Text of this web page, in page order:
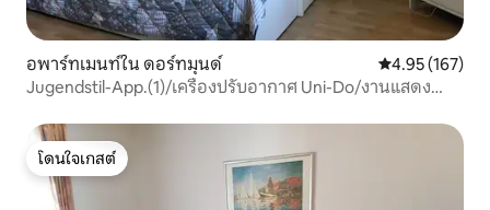
อพาร์ทเมนท์ใน ดอร์ทมุนด์ คะแนนเฉลี่ย
4.95 (167)
Jugendstil-App.(1)/เครื่องปรับอากาศ Uni-Do/งานแสดง
โดนใจเกสต์
โดนใจเกสต์